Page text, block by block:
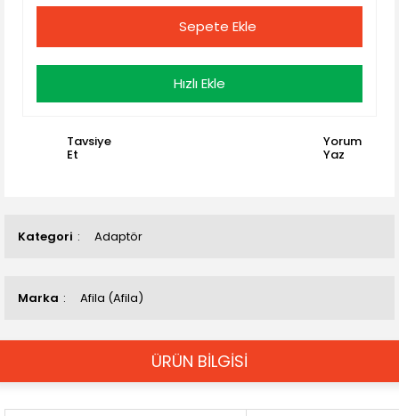
Kategori Adaptör
Marka Afila (Afila)
Sepete Ekle
Hızlı Ekle
Tavsiye
Et
Yorum
Yaz
ÜRÜN BİLGİSİ